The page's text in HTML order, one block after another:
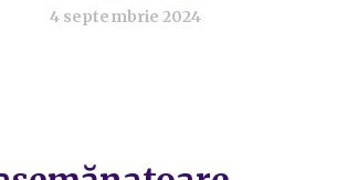
4 septembrie 2024